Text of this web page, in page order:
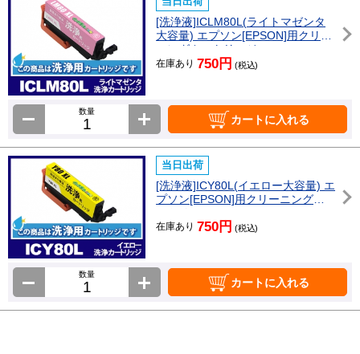
[洗浄液]ICLM80L(ライトマゼンタ
大容量) エプソン[EPSON]用クリー
ニングカートリッジ
在庫あり 750円 (税込)
数量
カートに入れる
当日出荷
[洗浄液]ICY80L(イエロー大容量) エ
プソン[EPSON]用クリーニングカ
在庫あり 750円 (税込)
数量
カートに入れる